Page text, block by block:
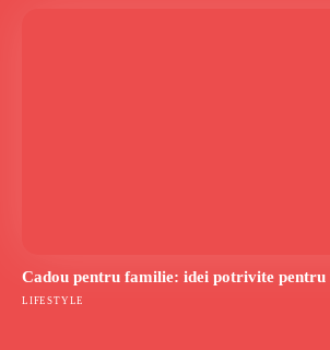
Cadou pentru familie: idei potrivite
LIFESTYLE